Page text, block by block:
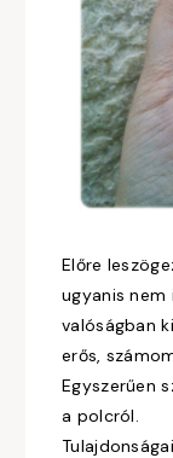
Előre
ugyanis nem
valóságban
erős,
Egyszerűen
a polcról.